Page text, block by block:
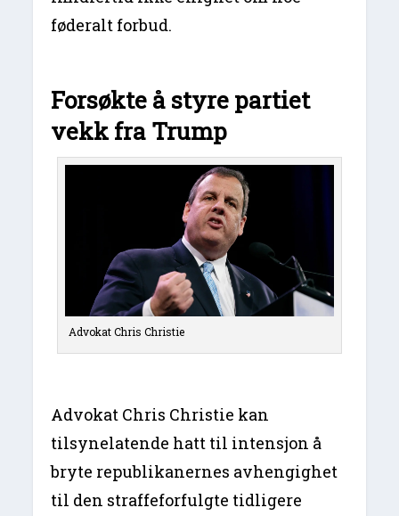
føderalt forbud.
Forsøkte å styre partiet
vekk fra Trump
Advokat Chris Christie
Advokat Chris Christie kan
tilsynelatende hatt til intensjon å
bryte republikanernes avhengighet
til den straffeforfulgte tidligere